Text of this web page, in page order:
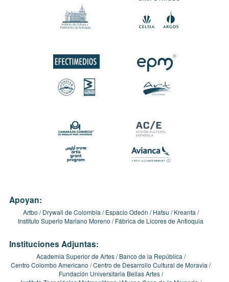
Apoyan:
Artbo Drywall de Colombia Espacio Odeón Hatsu
Kreanta
Instituto Superio Mariano Moreno
Fábrica de Licores de Antioquia
Instituciones Adjuntas:
Academia Superior de Artes
Banco de la República
Centro Colombo Americano Centro de Desarrollo Cultural de Moravia
Fundación Universitaria Bellas Artes